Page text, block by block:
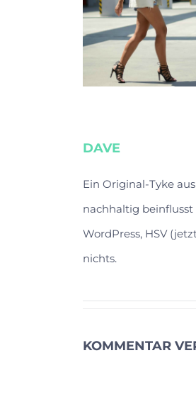
DAVE
Ein Original-Tyke
nachhaltig
WordPress, HSV
nichts.
KOMMENTAR